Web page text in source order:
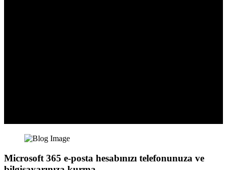
Microsoft 365 e-posta hesabınızı telefonunuza ve